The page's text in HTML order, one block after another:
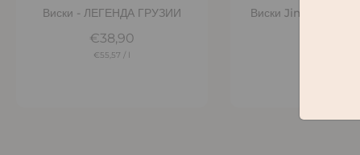
Виски - ЛЕГЕНДА ГРУЗИИ
€38,90
€55,57 /
Виски Jimsher